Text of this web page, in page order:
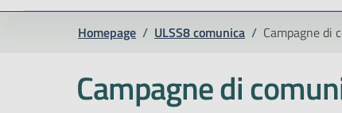
Homepage / ULSS8 comunica / Campagne di
Campagne di